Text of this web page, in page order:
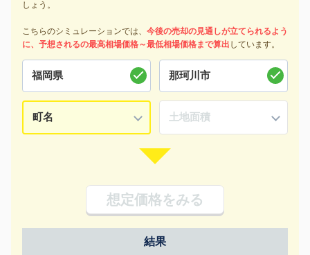
しょう。
こちらのシミュレーションでは、 今後の売却の見通しが立てられるよう
に、予想されるの最高相場価格～最低相場価格まで算出 しています。
想定価格をみる
結果